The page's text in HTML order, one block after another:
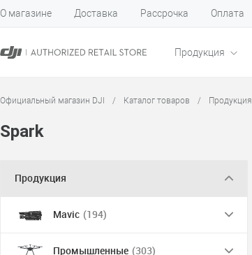
О магазине Доставка Рассрочка Оплата
Продукция
Официальный магазин DJI / Каталог товаров / Продукция
Spark
Продукция
Mavic (194)
Промышленные (303)